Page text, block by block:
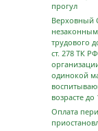
прогул
Верховный
трудового
ст. 278 ТК
одинокой
возрасте до
Оплата